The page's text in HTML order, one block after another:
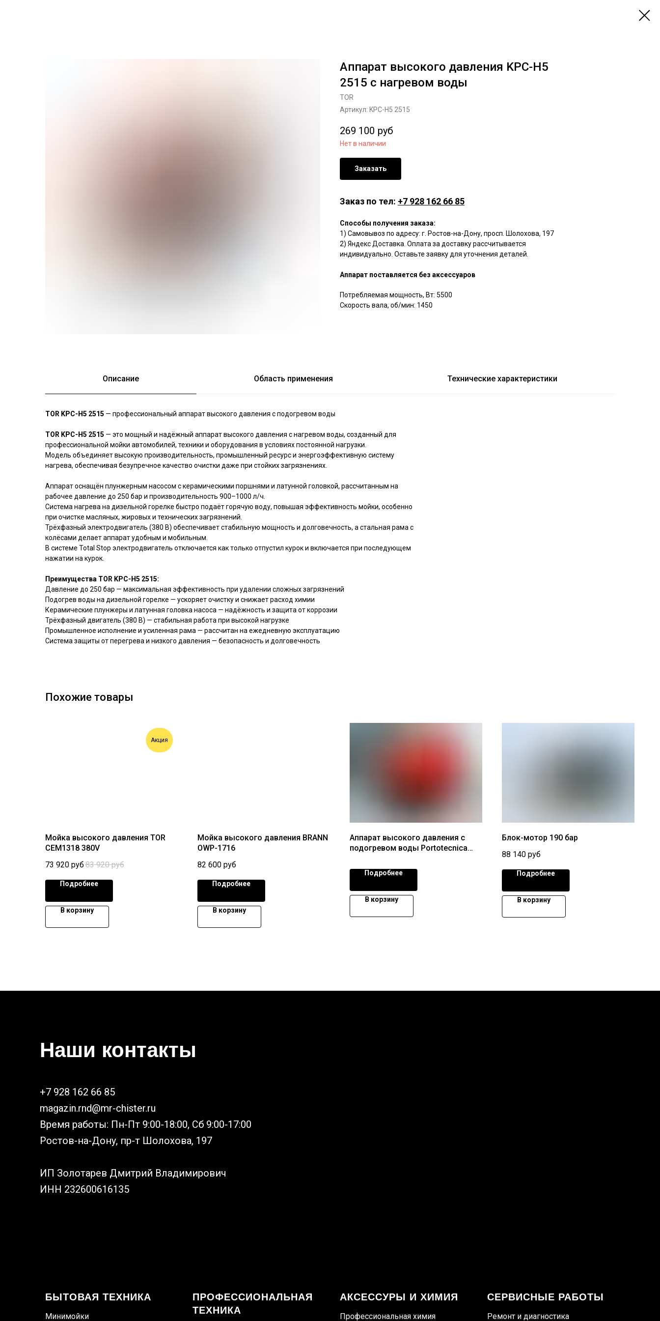
Аппарат высокого давления KPC-H5
2515 с нагревом воды
TOR
Артикул: KPC-H5 2515
269 100 руб
Нет в наличии
Заказать
Заказ по тел: +7 928 162 66 85
Способы получения заказа:
1) Самовывоз по адресу: г. Ростов-на-Дону, просп. Шолохова, 197
2) Яндекс Доставка. Оплата за доставку рассчитывается
индивидуально. Оставьте заявку для уточнения деталей.
Аппарат поставляется без аксессуаров
Потребляемая мощность, Вт: 5500
Скорость вала, об/мин: 1450
Описание Область применения Технические характеристики
TOR KPC-H5 2515 — профессиональный аппарат высокого давления с подогревом воды
TOR KPC-H5 2515 — это мощный и надёжный аппарат высокого давления с нагревом воды, созданный для
профессиональной мойки автомобилей, техники и оборудования в условиях постоянной нагрузки.
Модель объединяет высокую производительность, промышленный ресурс и энергоэффективную систему
нагрева, обеспечивая безупречное качество очистки даже при стойких загрязнениях.
Аппарат оснащён плунжерным насосом с керамическими поршнями и латунной головкой, рассчитанным на
рабочее давление до 250 бар и производительность 900–1000 л/ч.
Система нагрева на дизельной горелке быстро подаёт горячую воду, повышая эффективность мойки, особенно
при очистке масляных, жировых и технических загрязнений.
Трёхфазный электродвигатель (380 В) обеспечивает стабильную мощность и долговечность, а стальная рама с
колёсами делает аппарат удобным и мобильным.
В системе Total Stop электродвигатель отключается как только отпустил курок и включается при последующем
нажатии на курок.
Преимущества TOR KPC-H5 2515:
Давление до 250 бар — максимальная эффективность при удалении сложных загрязнений
Подогрев воды на дизельной горелке — ускоряет очистку и снижает расход химии
Керамические плунжеры и латунная головка насоса — надёжность и защита от коррозии
Трёхфазный двигатель (380 В) — стабильная работа при высокой нагрузке
Промышленное исполнение и усиленная рама — рассчитан на ежедневную эксплуатацию
Система защиты от перегрева и низкого давления — безопасность и долговечность
Похожие товары
Акция
Мойка высокого давления TOR
CEM1318 380V
73 920 руб 83 920 руб
Подробнее
В корзину
Мойка высокого давления BRANN
OWP-1716
82 600 руб
Подробнее
В корзину
Аппарат высокого давления с
подогревом воды Portotecnica
Подробнее
В корзину
Блок-мотор 190 бар
88 140 руб
Подробнее
В корзину
Наши контакты
+7 928 162 66 85
magazin.rnd@mr-chister.ru
Время работы: Пн-Пт 9:00-18:00, Сб 9:00-17:00
Ростов-на-Дону, пр-т Шолохова, 197
ИП Золотарев Дмитрий Владимирович
ИНН 232600616135
БЫТОВАЯ ТЕХНИКА
Минимойки
ПРОФЕССИОНАЛЬНАЯ
ТЕХНИКА
АКСЕССУРЫ И ХИМИЯ
Профессиональная химия
СЕРВИСНЫЕ РАБОТЫ
Ремонт и диагностика